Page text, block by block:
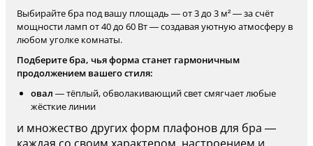
Выбирайте бра под вашу площадь — от 3 до 3 м² — за счёт
мощности ламп от 40 до 60 Вт — создавая уютную атмосферу в
любом уголке комнаты.
Подберите бра, чья форма станет гармоничным
продолжением вашего стиля:
овал — тёплый, обволакивающий свет смягчает любые
жёсткие линии
и множество других форм плафонов для бра —